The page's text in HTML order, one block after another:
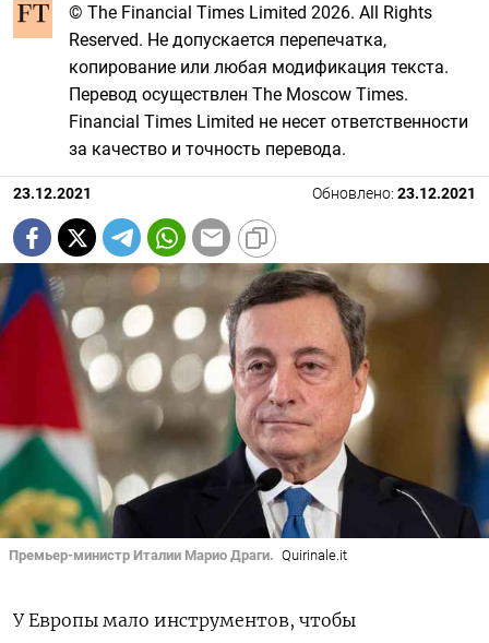
© The Financial Times Limited 2026. All Rights
Reserved. Не допускается перепечатка,
копирование или любая модификация текста.
Перевод осуществлен The Moscow Times.
Financial Times Limited не несет ответственности
за качество и точность перевода.
23.12.2021 Обновлено: 23.12.2021
Премьер-министр Италии Марио Драги. Quirinale.it
У Европы мало инструментов, чтобы